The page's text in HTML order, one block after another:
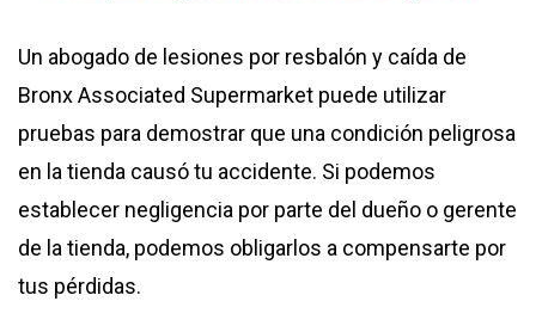
Un abogado de lesiones por resbalón y caída de
Bronx Associated Supermarket puede utilizar
pruebas para demostrar que una condición peligrosa
en la tienda causó tu accidente. Si podemos
establecer negligencia por parte del dueño o gerente
de la tienda, podemos obligarlos a compensarte por
tus pérdidas.